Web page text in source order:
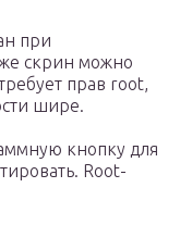
при
скрин можно
прав root,
шире.
кнопку для
Root-